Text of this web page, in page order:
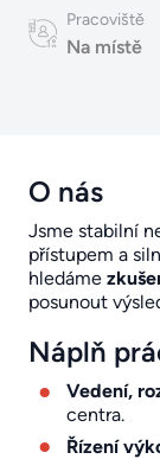
Pracoviště
Na místě
O nás
Jsme stabilní
přístupem a
hledáme
posunout
Náplň
Vedení,
centra.
Řízení